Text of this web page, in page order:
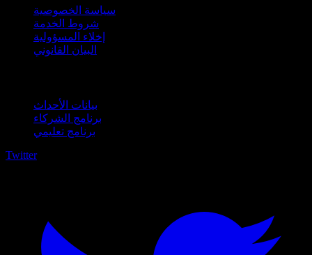
سياسة الخصوصية
شروط الخدمة
إخلاء المسؤولية
البيان القانوني
بيانات الأحداث
برنامج الشركاء
برنامج تعليمي
Twitter